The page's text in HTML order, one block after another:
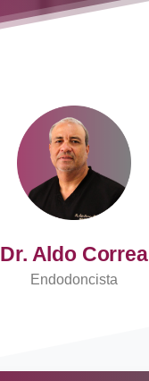
Dr. Aldo Correa
Endodoncista